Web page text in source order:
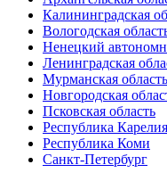
Калининградская
Вологодская
Ненецкий
Ленинградская
Мурманская область
Новгородская
Псковская область
Республика Карелия
Республика Коми
Санкт-Петербург